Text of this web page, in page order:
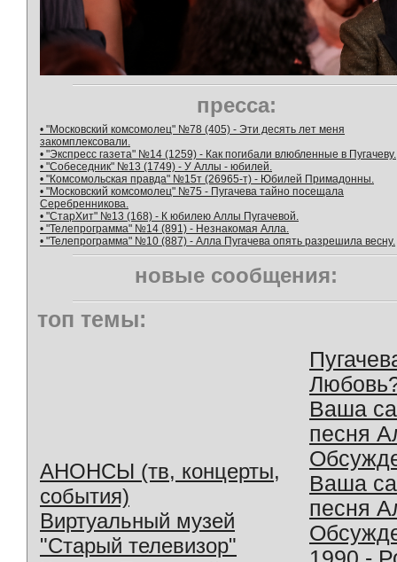
пресса:
• "Московский комсомолец" №78 (405) - Эти десять лет меня
закомплексовали.
• "Экспресс газета" №14 (1259) - Как погибали влюбленные в Пугачеву.
• "Собеседник" №13 (1749) - У Аллы - юбилей.
• "Комсомольская правда" №15т (26965-т) - Юбилей Примадонны.
• "Московский комсомолец" №75 - Пугачева тайно посещала
Серебренникова.
• "СтарХит" №13 (168) - К юбилею Аллы Пугачевой.
• "Телепрограмма" №14 (891) - Незнакомая Алла.
• "Телепрограмма" №10 (887) - Алла Пугачева опять разрешила весну.
новые сообщения:
топ темы:
АНОНСЫ (тв, концерты,
события)
Виртуальный музей
"Старый телевизор"
Ваша
песня
Ваша
песня